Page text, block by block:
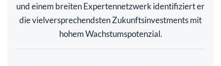
und einem breiten Expertennetzwerk identifiziert er
die vielversprechendsten Zukunftsinvestments mit
hohem Wachstumspotenzial.